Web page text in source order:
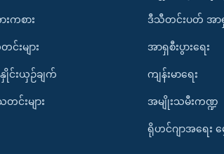
ကစား
းများ
နှိုင်းယှဉ်ချက်
တင်းများ
ဒီသီတင်းပတ် အာ
အာရှစီးပွားရေး
ကျန်းမာရေး
အမျိုးသမီးကဏ္ဍ
ရိုဟင်ဂျာအရေး မ